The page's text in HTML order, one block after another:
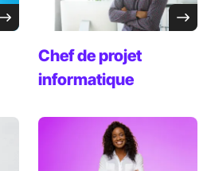
Chef de projet
informatique